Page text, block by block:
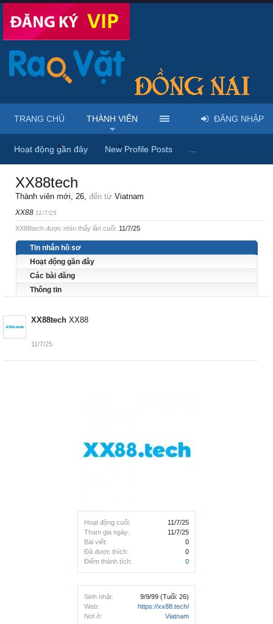
Trang chủ Thành viên XX88tech
Hoạt động cuối:
11/7/25
Tham gia ngày:
11/7/25
Bài viết:
0
Đã được thích:
0
Điểm thành tích:
0
Sinh nhật: 9/9/99 (Tuổi: 26)
Web:
https://xx88.tech/
Nơi ở:
Viatnam
XX88tech
Thành viên mới, 26, đến từ Viatnam
XX88 11/7/25
XX88tech được nhìn thấy lần cuối: 11/7/25
Tin nhắn hồ sơ
Hoạt động gần đây
Các bài đăng
Thông tin
XX88tech XX88
11/7/25
TRANG CHỦ THÀNH VIÊN
Hoạt động gần đây New Profile Posts
ĐĂNG NHẬP